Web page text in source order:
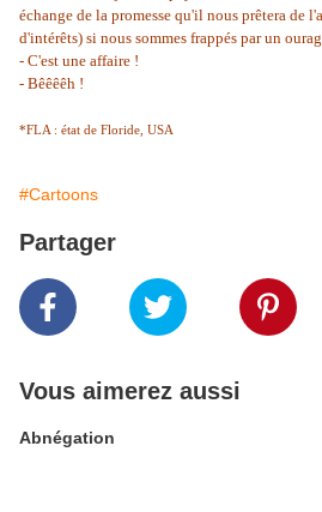
échange de la promesse qu'il nous prêtera de
d'intérêts) si nous sommes frappés par un
- C'est une affaire !
- Bêêêêh !
*FLA : état de Floride, USA
#Cartoons
Partager
Vous aimerez aussi
Abnégation